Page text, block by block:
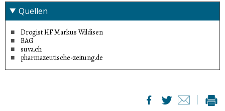
Quellen
Drogist HF Markus Wildisen
BAG
suva.ch
pharmazeutische-zeitung.de